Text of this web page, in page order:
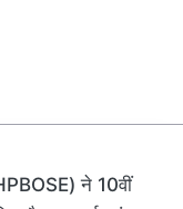
ने 10वीं